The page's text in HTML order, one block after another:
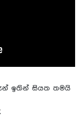
දැන් ඉතින් සියත තමයි